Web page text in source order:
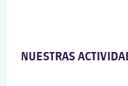
NUESTRAS